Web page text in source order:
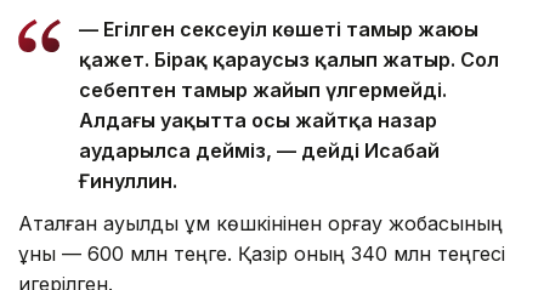
— Егілген сексеуіл көшеті тамыр жаюы
қажет. Бірақ қараусыз қалып жатыр. Сол
себептен тамыр жайып үлгермейді.
Алдағы уақытта осы жайтқа назар
аударылса дейміз, — дейді Исабай
Ғинуллин.
Аталған ауылды құм көшкінінен қорғау жобасының
құны — 600 млн теңге. Қазір оның 340 млн теңгесі
игерілген.